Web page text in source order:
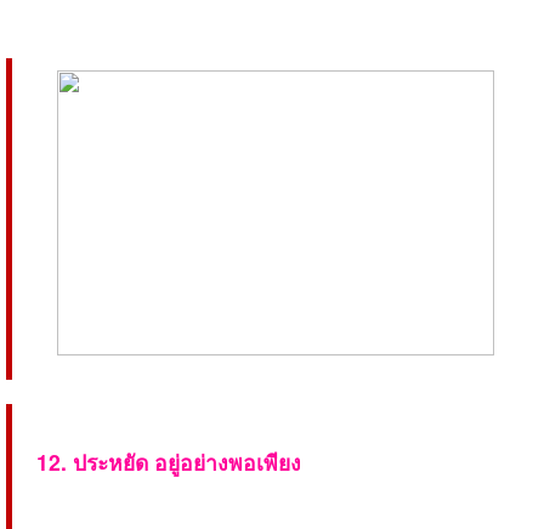
12. ประหยัด อยู่อย่างพอเพียง